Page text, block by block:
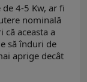
4-5 Kw, ar fi
nominală
că aceasta a
să înduri de
aprige decât